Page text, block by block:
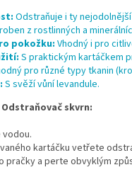
Odstraňuje i ty
z rostlinných a
pokožku:Vhodný i pro
S praktickým kartáčkem
pro různé typy tkanin
S svěží vůní levandule.
skvrn:
vodou.
kartáčku vetřete
pračky a perte obvyklým